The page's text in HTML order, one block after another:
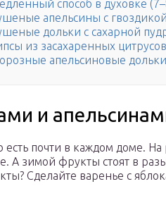
способ в духовке
апельсины с гвоздикой
дольки с сахарной
из засахаренных цитрусов
апельсиновые дольки
и
есть почти в каждом доме.
А зимой фрукты стоят в
Сделайте варенье с